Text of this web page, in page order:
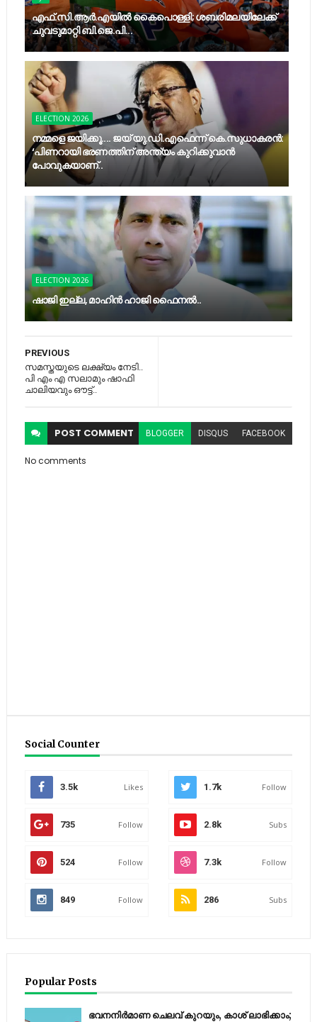
എഫ്​.സി.ആർ.എയിൽ കൈപൊള്ളി; ശബരിമലയിലേക്ക്​
ചുവടുമാറ്റി ബി.ജെ.പി...
ELECTION 2026
നമ്മളെ ജയിക്കൂ.... ജയ് യു.ഡി.എഫെന്ന് കെ.സുധാകരൻ:
‘പിണറായി ഭരണത്തിന് അന്ത്യം കുറിക്കുവാൻ
പോവുകയാണ്..
ELECTION 2026
ഷാജി ഇല്ല, മാഹിന്‍ ഹാജി ഫൈനല്‍..
PREVIOUS
സമസ്തയുടെ ലക്ഷ്യം നേടി..
പി എം എ സലാമും ഷാഫി
ചാലിയവും ഔട്ട്..
POST COMMENT BLOGGER DISQUS FACEBOOK
No comments
Social Counter
3.5k Likes 1.7k Follow
735 Follow 2.8k Subs
524 Follow 7.3k Follow
849 Follow 286 Subs
Popular Posts
ഭവനനിർമാണ ചെലവ് കുറയും, കാശ് ലാഭിക്കാം;